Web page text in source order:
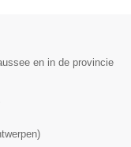
en in de provincie
)